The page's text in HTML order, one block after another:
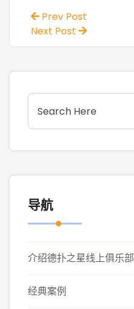
Prev Post
Next Post
导航
介绍德扑之星线上俱乐部
经典案例